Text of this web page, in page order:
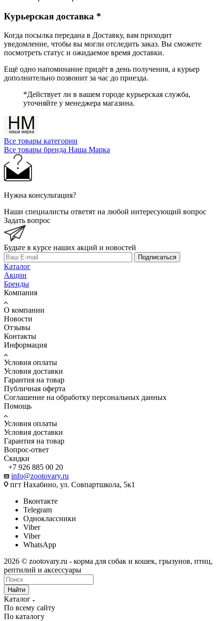
Курьерская доставка *
Когда посылка передана в Доставку, вам приходит
уведомление, чтобы вы могли отследить заказ. Вы сможете
посмотреть статус и ожидаемое время доставки.
Ещё одно напоминание придёт в день получения, а курьер
дополнительно позвонит за час до приезда.
*Действует ли в вашем городе курьерская служба,
уточняйте у менеджера магазина.
Все товары категории
Все товары бренда Наша Марка
Нужна консультация?
Наши специалисты ответят на любой интересующий вопрос
Задать вопрос
Будьте в курсе наших акций и новостей
Подписаться
Каталог
Акции
Бренды
Компания
О компании
Новости
Отзывы
Контакты
Информация
Условия оплаты
Условия доставки
Гарантия на товар
Публичная оферта
Соглашение на обработку персональных данных
Помощь
Условия оплаты
Условия доставки
Гарантия на товар
Вопрос-ответ
Скидки
+7 926 885 00 20
info@zootovary.ru
пгт Нахабино, ул. Совпартшкола, 5к1
Вконтакте
Telegram
Одноклассники
Viber
Viber
WhatsApp
2026 © zootovary.ru - корма для собак и кошек, грызунов, птиц,
рептилий и аксессуары
Найти
Каталог
По всему сайту
По каталогу